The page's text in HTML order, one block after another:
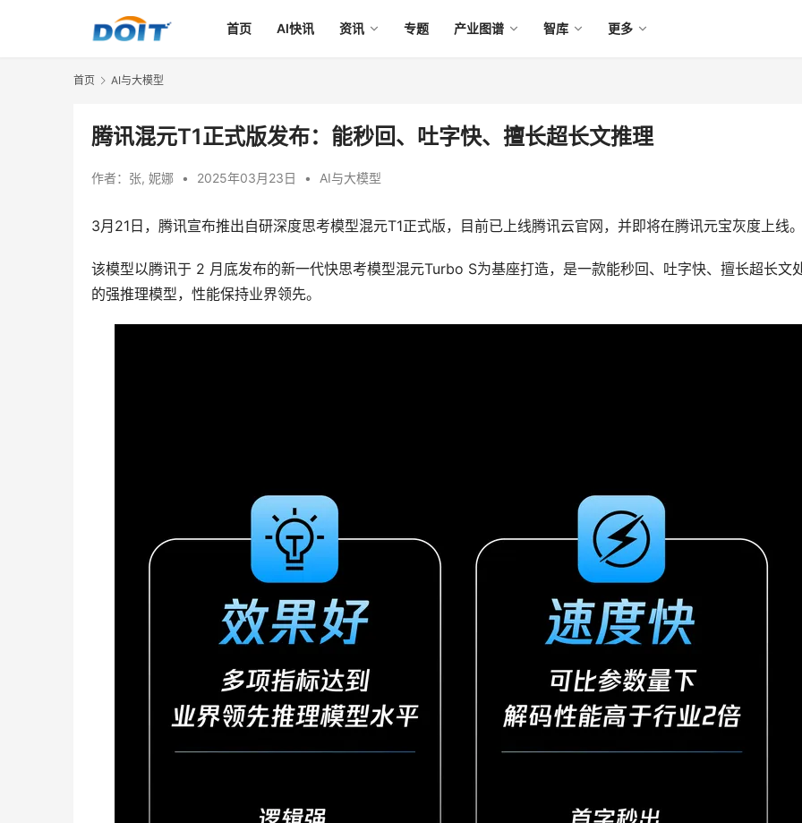
首页 AI快讯 资讯 专题 产业图谱 智库 更多
首页 AI与大模型
腾讯混元T1正式版发布：能秒回、吐字快、擅长超长文推理
作者： 张, 妮娜 • 2025年03月23日 • AI与大模型
3月21日，腾讯宣布推出自研深度思考模型混元T1正式版，目前已上线腾讯云官网，并即将在腾讯元宝灰度上线
该模型以腾讯于 2 月底发布的新一代快思考模型混元Turbo S为基座打造，是一款能秒回、吐字快、擅长超长文
的强推理模型，性能保持业界领先。